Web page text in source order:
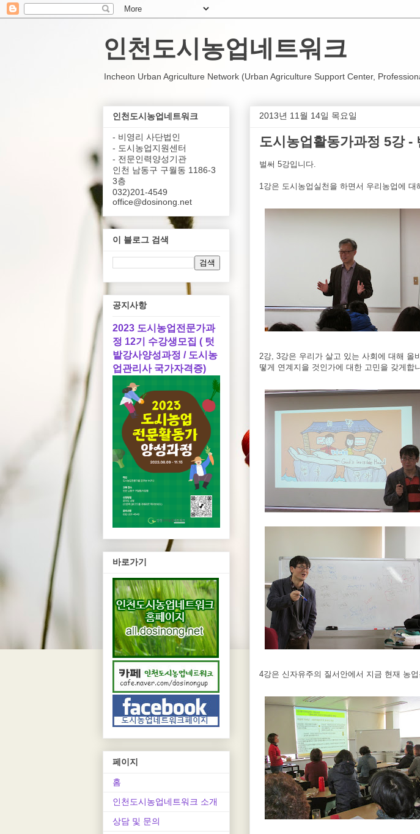
인천도시농업네트워크
Incheon Urban Agriculture Network (Urban Agriculture Support Center,
2013년 11월 14일 목요일
도시농업활동가과정 5강 -
벌써 5강입니다.
1강은 도시농업실천을 하면서 우리농업에
2강, 3강은 우리가 살고 있는 사회에 대해 올
떻게 연계지을 것인가에 대한 고민을 갖게합
4강은 신자유주의 질서안에서 지금 현재 농
인천도시농업네트워크
- 비영리 사단법인
- 도시농업지원센터
- 전문인력양성기관
인천 남동구 구월동 1186-3
3층
032)201-4549
office@dosinong.net
이 블로그 검색
공지사항
2023 도시농업전문가과
정 12기 수강생모집 ( 텃
밭강사양성과정 / 도시농
업관리사 국가자격증)
바로가기
페이지
홈
인천도시농업네트워크 소개
상담 및 문의